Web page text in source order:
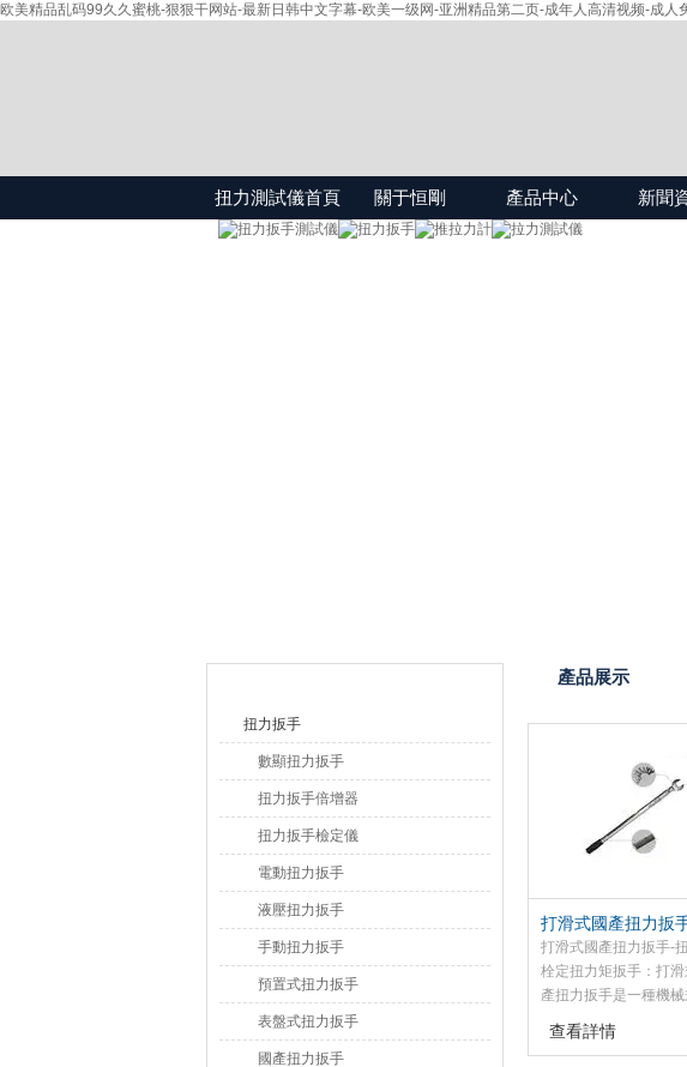
欧美精品乱码99久久蜜桃-狠狠干网站-最新日韩中文字幕-欧美一级网-亚洲精品第二页-成年人高清视频-成
扭力測試儀首頁 關于恒剛 產品中心 新聞
扭力扳手
數顯扭力扳手
扭力扳手倍增器
扭力扳手檢定儀
電動扭力扳手
液壓扭力扳手
手動扭力扳手
預置式扭力扳手
表盤式扭力扳手
國產扭力扳手
產品展示
打滑式國產扭力扳
緊螺栓定扭力矩扳
打滑式國產扭力扳手-
栓定扭力矩扳手：打滑
產扭力扳手是一種機械
扭力矩扳手，雙刻度顯
帶有主、副兩個刻度尺
查看詳情